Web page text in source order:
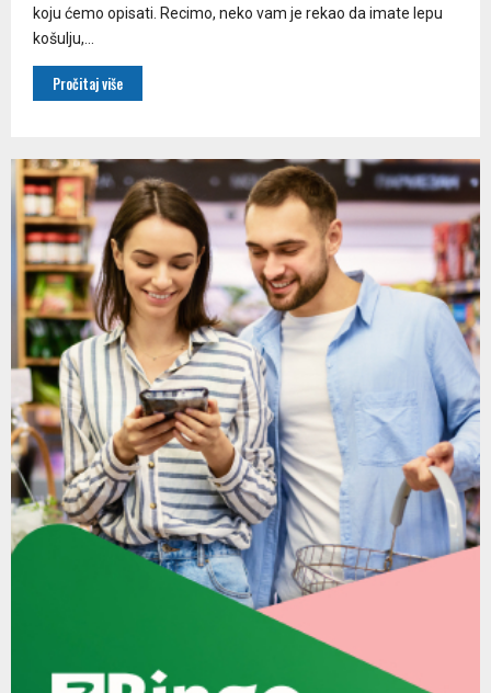
koju ćemo opisati. Recimo, neko vam je rekao da imate lepu
košulju,...
Pročitaj više